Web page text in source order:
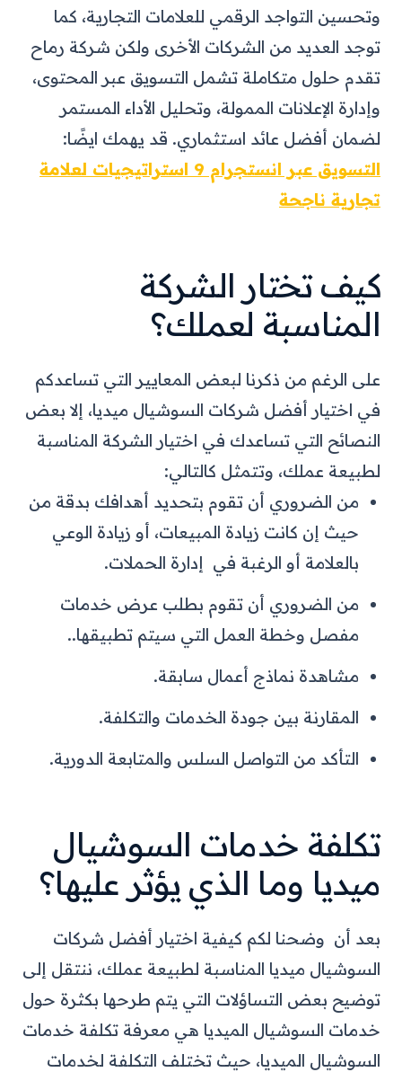
وتحسين التواجد الرقمي للعلامات التجارية، كما
توجد العديد من الشركات الأخرى ولكن شركة رماح
تقدم حلول متكاملة تشمل التسويق عبر المحتوى،
وإدارة الإعلانات الممولة، وتحليل الأداء المستمر
لضمان أفضل عائد استثماري. قد يهمك ايضًا:
التسويق عبر انستجرام 9 استراتيجيات لعلامة
تجارية ناجحة
كيف تختار الشركة
المناسبة لعملك؟
على الرغم من ذكرنا لبعض المعايير التي تساعدكم
في اختيار أفضل شركات السوشيال ميديا، إلا بعض
النصائح التي تساعدك في اختيار الشركة المناسبة
لطبيعة عملك، وتتمثل كالتالي:
من الضروري أن تقوم بتحديد أهدافك بدقة من
حيث إن كانت زيادة المبيعات، أو زيادة الوعي
بالعلامة أو الرغبة في إدارة الحملات.
من الضروري أن تقوم بطلب عرض خدمات
مفصل وخطة العمل التي سيتم تطبيقها..
مشاهدة نماذج أعمال سابقة.
المقارنة بين جودة الخدمات والتكلفة.
التأكد من التواصل السلس والمتابعة الدورية.
تكلفة خدمات السوشيال
ميديا وما الذي يؤثر عليها؟
بعد أن وضحنا لكم كيفية اختيار أفضل شركات
السوشيال ميديا المناسبة لطبيعة عملك، ننتقل إلى
توضيح بعض التساؤلات التي يتم طرحها بكثرة حول
خدمات السوشيال الميديا هي معرفة تكلفة خدمات
السوشيال الميديا، حيث تختلف التكلفة لخدمات